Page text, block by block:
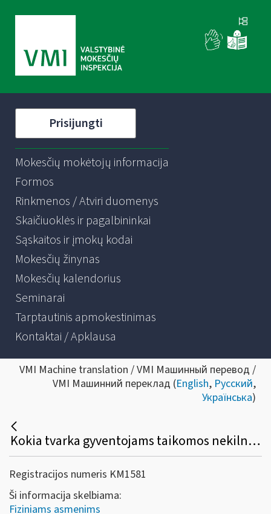
Prisijungti
Mokesčių mokėtojų informacija
Formos
Rinkmenos / Atviri duomenys
Skaičiuoklės ir pagalbininkai
Sąskaitos ir įmokų kodai
Mokesčių žinynas
Mokesčių kalendorius
Seminarai
Tarptautinis apmokestinimas
Kontaktai / Apklausa
VMI Machine translation / VMI Машинный перевод /
VMI Машинний переклад (English, Русский,
Українська)
Kokia tvarka gyventojams taikomos nekilnojamojo turto mokesčio lengvatos?
Registracijos numeris KM1581
Ši informacija skelbiama:
Fiziniams asmenims